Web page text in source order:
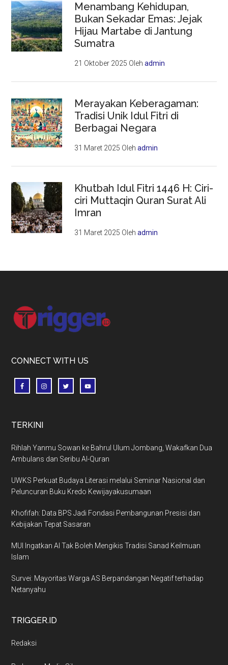
Menambang Kehidupan,
Bukan Sekadar Emas: Jejak
Hijau Martabe di Jantung
Sumatra
21 Oktober 2025 Olehadmin
Merayakan Keberagaman:
Tradisi Unik Idul Fitri di
Berbagai Negara
31 Maret 2025 Olehadmin
Khutbah Idul Fitri 1446 H: Ciri-
ciri Muttaqin Quran Surat Ali
Imran
31 Maret 2025 Olehadmin
Footer
CONNECT WITH US
TERKINI
Rihlah Yanmu Sowan ke Bahrul Ulum Jombang, Wakafkan Dua
Ambulans dan Seribu Al-Quran
UWKS Perkuat Budaya Literasi melalui Seminar Nasional dan
Peluncuran Buku Kredo Kewijayakusumaan
Khofifah: Data BPS Jadi Fondasi Pembangunan Presisi dan
Kebijakan Tepat Sasaran
MUI Ingatkan AI Tak Boleh Mengikis Tradisi Sanad Keilmuan
Islam
Survei: Mayoritas Warga AS Berpandangan Negatif terhadap
Netanyahu
TRIGGER.ID
Redaksi